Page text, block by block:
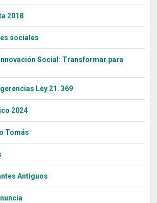
2018
sociales
Social: Transformar para
Ley 21. 369
2024
Tomás
Antiguos